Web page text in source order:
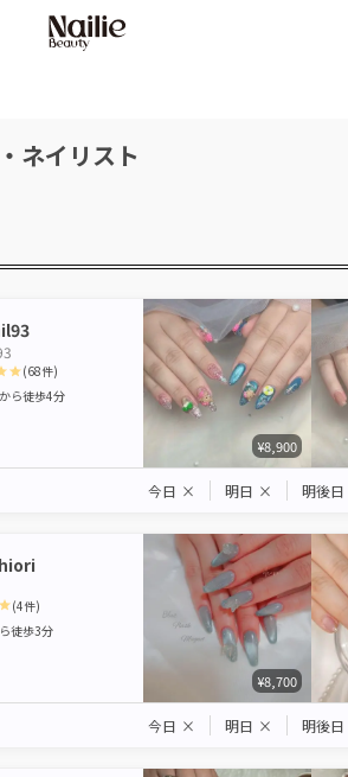
ネイリスト
5
(68件)
から徒歩4分
¥8,900
今日 × 明日 × 明後日
(4件)
徒歩3分
¥8,700
今日 × 明日 × 明後日